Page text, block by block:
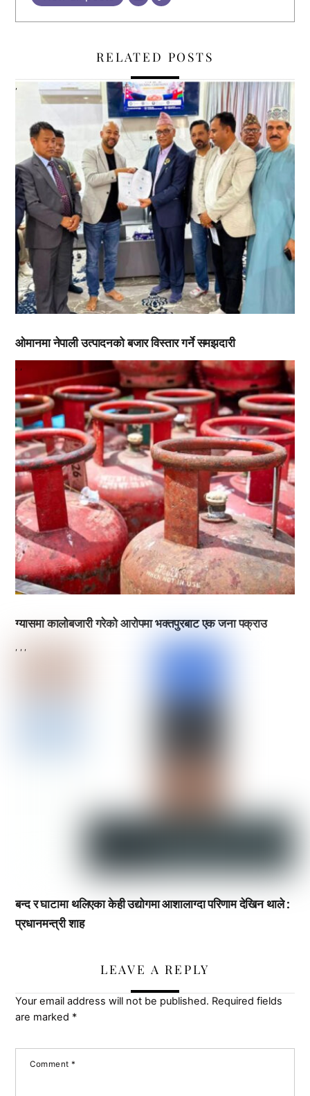
RELATED POSTS
,
ओमानमा नेपाली उत्पादनको बजार विस्तार गर्ने समझदारी
, ,
ग्यासमा कालोबजारी गरेको आरोपमा भक्तपुरबाट एक जना पक्राउ
, , ,
बन्द र घाटामा थलिएका केही उद्योगमा आशालाग्दा परिणाम देखिन थाले :
प्रधानमन्त्री शाह
LEAVE A REPLY
Your email address will not be published. Required fields
are marked *
Comment*